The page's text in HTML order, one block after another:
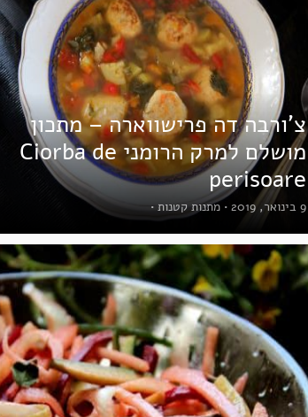
צ’ורבה דה פרישווארה – מתכון
מושלם למרק הרומני Ciorba de
perisoare
9 בינואר, 2019 • מתנות קטנות •